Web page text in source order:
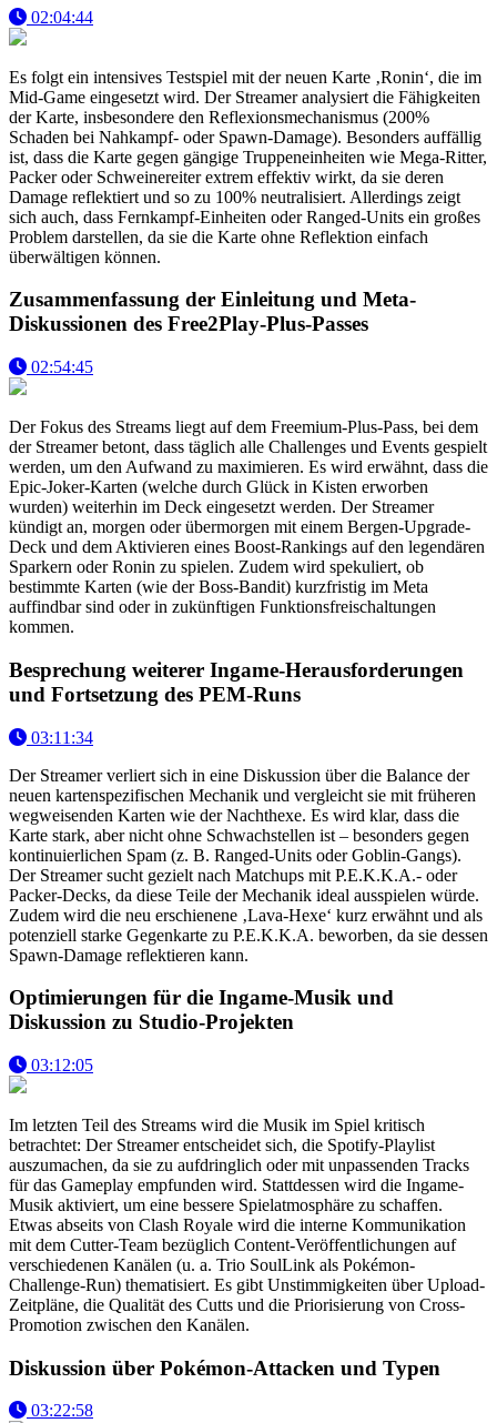
02:04:44
Es folgt ein intensives Testspiel mit der neuen Karte ‚Ronin‘, die im
Mid-Game eingesetzt wird. Der Streamer analysiert die Fähigkeiten
der Karte, insbesondere den Reflexionsmechanismus (200%
Schaden bei Nahkampf- oder Spawn-Damage). Besonders auffällig
ist, dass die Karte gegen gängige Truppeneinheiten wie Mega-Ritter,
Packer oder Schweinereiter extrem effektiv wirkt, da sie deren
Damage reflektiert und so zu 100% neutralisiert. Allerdings zeigt
sich auch, dass Fernkampf-Einheiten oder Ranged-Units ein großes
Problem darstellen, da sie die Karte ohne Reflektion einfach
überwältigen können.
Zusammenfassung der Einleitung und Meta-
Diskussionen des Free2Play-Plus-Passes
02:54:45
Der Fokus des Streams liegt auf dem Freemium-Plus-Pass, bei dem
der Streamer betont, dass täglich alle Challenges und Events gespielt
werden, um den Aufwand zu maximieren. Es wird erwähnt, dass die
Epic-Joker-Karten (welche durch Glück in Kisten erworben
wurden) weiterhin im Deck eingesetzt werden. Der Streamer
kündigt an, morgen oder übermorgen mit einem Bergen-Upgrade-
Deck und dem Aktivieren eines Boost-Rankings auf den legendären
Sparkern oder Ronin zu spielen. Zudem wird spekuliert, ob
bestimmte Karten (wie der Boss-Bandit) kurzfristig im Meta
auffindbar sind oder in zukünftigen Funktionsfreischaltungen
kommen.
Besprechung weiterer Ingame-Herausforderungen
und Fortsetzung des PEM-Runs
03:11:34
Der Streamer verliert sich in eine Diskussion über die Balance der
neuen kartenspezifischen Mechanik und vergleicht sie mit früheren
wegweisenden Karten wie der Nachthexe. Es wird klar, dass die
Karte stark, aber nicht ohne Schwachstellen ist – besonders gegen
kontinuierlichen Spam (z. B. Ranged-Units oder Goblin-Gangs).
Der Streamer sucht gezielt nach Matchups mit P.E.K.K.A.- oder
Packer-Decks, da diese Teile der Mechanik ideal ausspielen würde.
Zudem wird die neu erschienene ‚Lava-Hexe‘ kurz erwähnt und als
potenziell starke Gegenkarte zu P.E.K.K.A. beworben, da sie dessen
Spawn-Damage reflektieren kann.
Optimierungen für die Ingame-Musik und
Diskussion zu Studio-Projekten
03:12:05
Im letzten Teil des Streams wird die Musik im Spiel kritisch
betrachtet: Der Streamer entscheidet sich, die Spotify-Playlist
auszumachen, da sie zu aufdringlich oder mit unpassenden Tracks
für das Gameplay empfunden wird. Stattdessen wird die Ingame-
Musik aktiviert, um eine bessere Spielatmosphäre zu schaffen.
Etwas abseits von Clash Royale wird die interne Kommunikation
mit dem Cutter-Team bezüglich Content-Veröffentlichungen auf
verschiedenen Kanälen (u. a. Trio SoulLink als Pokémon-
Challenge-Run) thematisiert. Es gibt Unstimmigkeiten über Upload-
Zeitpläne, die Qualität des Cutts und die Priorisierung von Cross-
Promotion zwischen den Kanälen.
Diskussion über Pokémon-Attacken und Typen
03:22:58